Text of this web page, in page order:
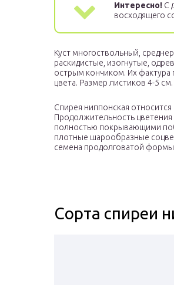
Интересно! С
восходящего
Куст многоствольный,
раскидистые, изогнутые,
острым кончиком. Их фактура
цвета. Размер листиков 4-5 см.
Спирея ниппонская
Продолжительность
полностью покрывающими
плотные шарообразные
семена продолговатой
Сорта спиреи